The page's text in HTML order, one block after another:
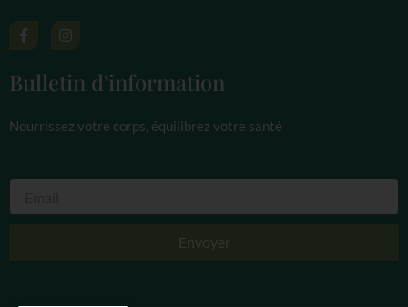
F
a
b
k
I
n
t
a
a
Bulletin d'information
Nourrissez votre corps, équilibrez votre santé
Envoyer